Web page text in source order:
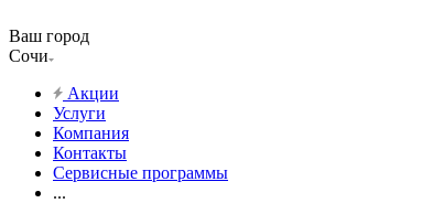
Ваш город
Сочи
Акции
Услуги
Компания
Контакты
Сервисные программы
...